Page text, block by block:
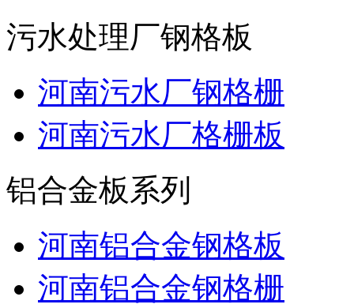
污水处理厂钢格板
河南污水厂钢格栅
河南污水厂格栅板
铝合金板系列
河南铝合金钢格板
河南铝合金钢格栅